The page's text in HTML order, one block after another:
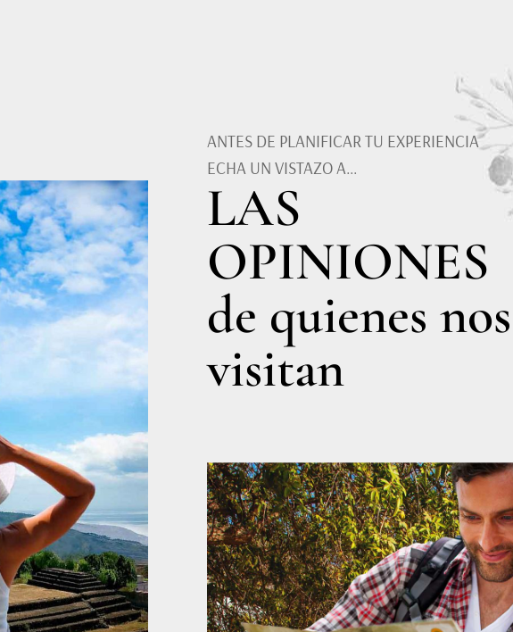
ANTES DE PLANIFICAR TU EXPERIENCIA
ECHA UN VISTAZO A…
LAS
OPINIONES
de quienes nos
visitan